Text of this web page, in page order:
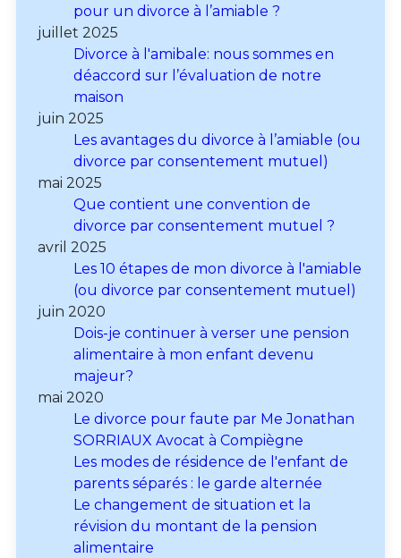
pour un divorce à l’amiable ?
juillet 2025
Divorce à l'amibale: nous sommes en
déaccord sur l’évaluation de notre
maison
juin 2025
Les avantages du divorce à l’amiable (ou
divorce par consentement mutuel)
mai 2025
Que contient une convention de
divorce par consentement mutuel ?
avril 2025
Les 10 étapes de mon divorce à l'amiable
(ou divorce par consentement mutuel)
juin 2020
Dois-je continuer à verser une pension
alimentaire à mon enfant devenu
majeur?
mai 2020
Le divorce pour faute par Me Jonathan
SORRIAUX Avocat à Compiègne
Les modes de résidence de l'enfant de
parents séparés : le garde alternée
Le changement de situation et la
révision du montant de la pension
alimentaire